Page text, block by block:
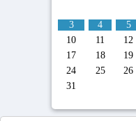
3
4 5
10
11 12
17
18 19
24
25 26
31